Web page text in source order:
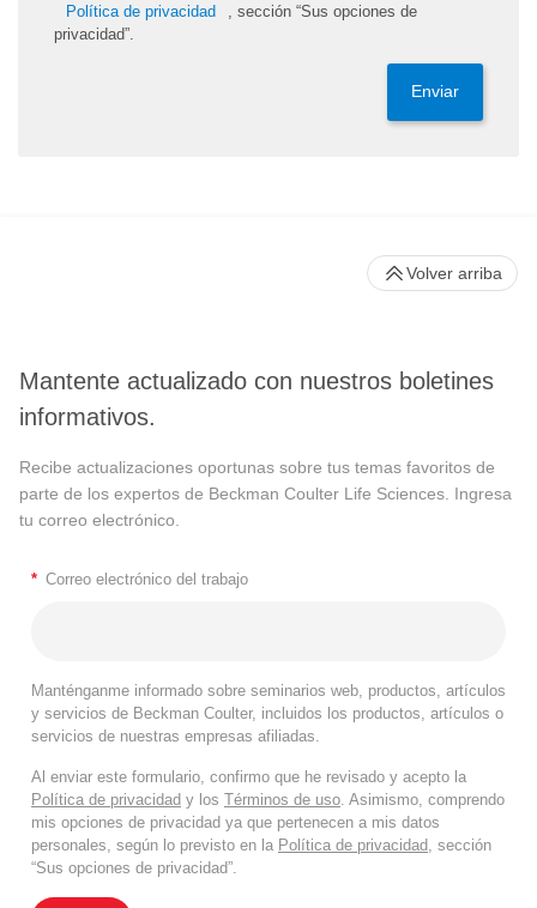
Política de privacidad
, sección “Sus opciones de
privacidad”.
Enviar
Mantente actualizado con nuestros boletines
informativos.
Recibe actualizaciones oportunas sobre tus temas favoritos de
parte de los expertos de Beckman Coulter Life Sciences. Ingresa
tu correo electrónico.
* Correo electrónico del trabajo
Manténganme informado sobre seminarios web, productos, artículos
y servicios de Beckman Coulter, incluidos los productos, artículos o
servicios de nuestras empresas afiliadas.
Al enviar este formulario, confirmo que he revisado y acepto la
Política de privacidad y los Términos de uso . Asimismo, comprendo
mis opciones de privacidad ya que pertenecen a mis datos
personales, según lo previsto en la Política de privacidad , sección
“Sus opciones de privacidad”.
Volver arriba